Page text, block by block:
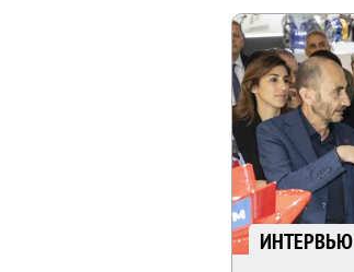
ИНТЕРВЬЮ